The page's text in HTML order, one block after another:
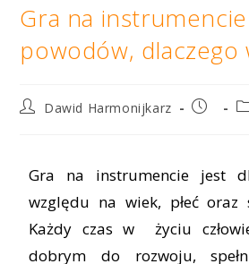
Gra na
powodów, dlaczego
Dawid Harmonijkarz
Gra na instrumencie jest
względu na wiek, płeć oraz
Każdy czas w życiu
dobrym do rozwoju,